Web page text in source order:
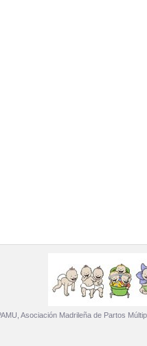
Asociación Madrileña de Partos